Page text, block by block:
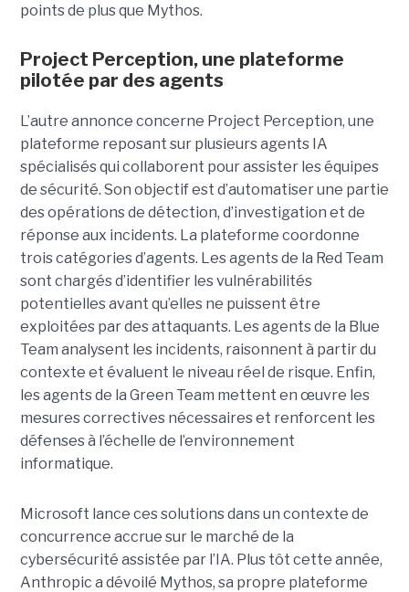
points de plus que Mythos.
Project Perception, une plateforme
pilotée par des agents
L’autre annonce concerne Project Perception, une
plateforme reposant sur plusieurs agents IA
spécialisés qui collaborent pour assister les équipes
de sécurité. Son objectif est d’automatiser une partie
des opérations de détection, d’investigation et de
réponse aux incidents. La plateforme coordonne
trois catégories d’agents. Les agents de la Red Team
sont chargés d’identifier les vulnérabilités
potentielles avant qu’elles ne puissent être
exploitées par des attaquants. Les agents de la Blue
Team analysent les incidents, raisonnent à partir du
contexte et évaluent le niveau réel de risque. Enfin,
les agents de la Green Team mettent en œuvre les
mesures correctives nécessaires et renforcent les
défenses à l’échelle de l’environnement
informatique.
Microsoft lance ces solutions dans un contexte de
concurrence accrue sur le marché de la
cybersécurité assistée par l’IA. Plus tôt cette année,
Anthropic a dévoilé Mythos, sa propre plateforme